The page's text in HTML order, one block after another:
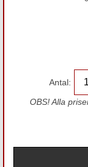
Antal:
OBS! Alla